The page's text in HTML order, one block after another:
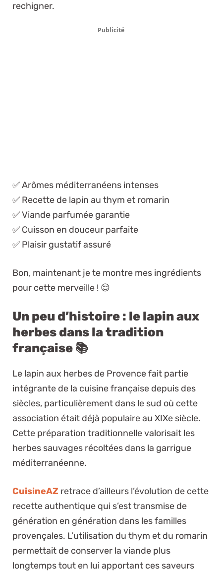
rechigner.
Publicité
✅ Arômes méditerranéens intenses
✅ Recette de lapin au thym et romarin
✅ Viande parfumée garantie
✅ Cuisson en douceur parfaite
✅ Plaisir gustatif assuré
Bon, maintenant je te montre mes ingrédients
pour cette merveille ! 😌
Un peu d’histoire : le lapin aux
herbes dans la tradition
française 📚
Le lapin aux herbes de Provence fait partie
intégrante de la cuisine française depuis des
siècles, particulièrement dans le sud où cette
association était déjà populaire au XIXe siècle.
Cette préparation traditionnelle valorisait les
herbes sauvages récoltées dans la garrigue
méditerranéenne.
CuisineAZ retrace d’ailleurs l’évolution de cette
recette authentique qui s’est transmise de
génération en génération dans les familles
provençales. L’utilisation du thym et du romarin
permettait de conserver la viande plus
longtemps tout en lui apportant ces saveurs